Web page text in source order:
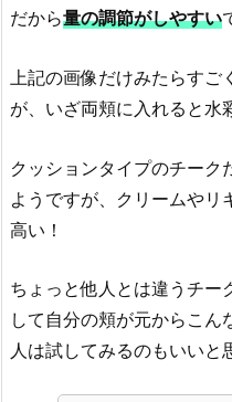
だから量の調節がしやすい
上記の画像だけみたらす
が、いざ両頬に入れると水
クッションタイプのチーク
ようですが、クリームやリ
高い！
ちょっと他人とは違うチー
して自分の頬が元からこん
人は試してみるのもいいと